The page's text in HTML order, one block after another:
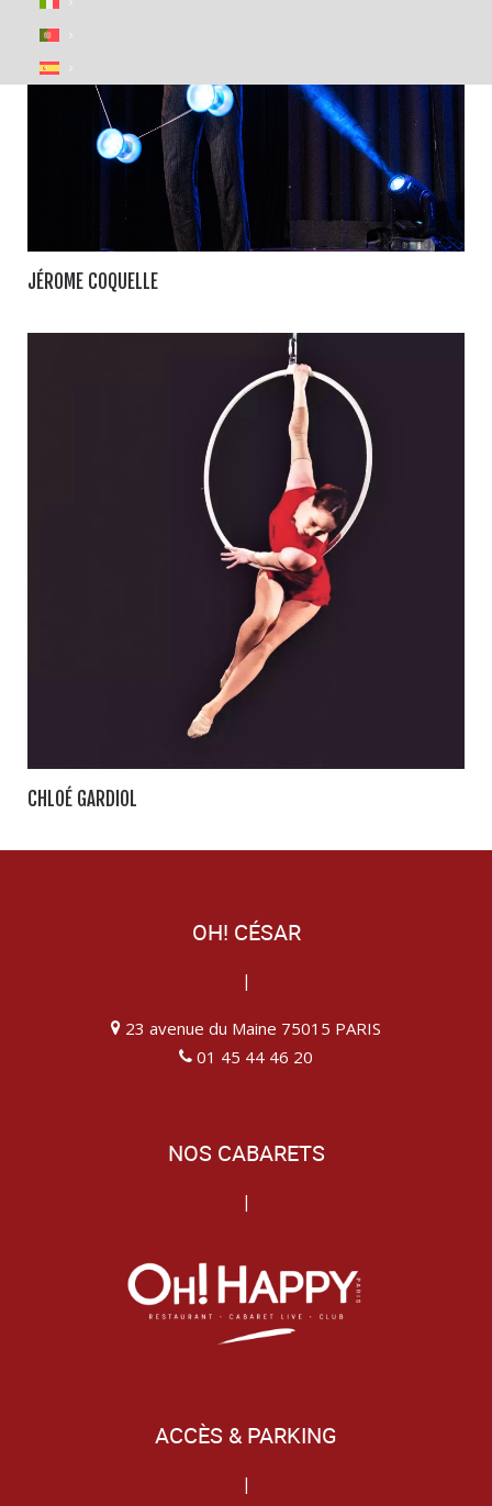
JÉROME COQUELLE
CHLOÉ GARDIOL
OH! CÉSAR
|
23 avenue du Maine 75015 PARIS
01 45 44 46 20
NOS CABARETS
|
ACCÈS & PARKING
|